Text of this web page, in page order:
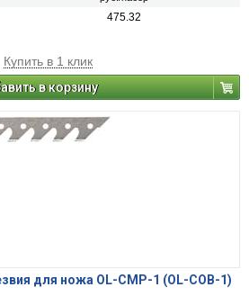
475.32
Купить в 1 клик
в корзину
для ножа OL-CMP-1 (OL-COB-1)